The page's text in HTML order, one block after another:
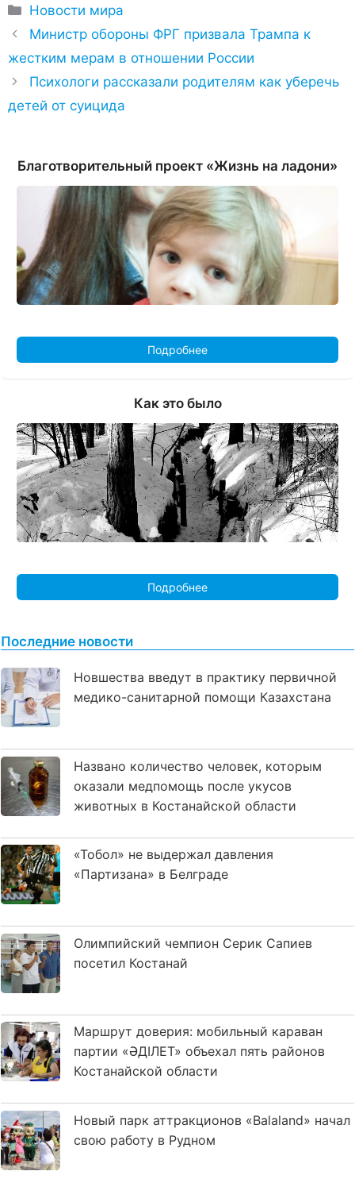
Рубрики
Новости мира
Министр обороны ФРГ призвала Трампа к
жестким мерам в отношении России
Психологи рассказали родителям как уберечь
детей от суицида
Благотворительный проект «Жизнь на ладони»
Подробнее
Как это было
Подробнее
Последние новости
Новшества введут в практику первичной
медико-санитарной помощи Казахстана
Названо количество человек, которым
оказали медпомощь после укусов
животных в Костанайской области
«Тобол» не выдержал давления
«Партизана» в Белграде
Олимпийский чемпион Серик Сапиев
посетил Костанай
Маршрут доверия: мобильный караван
партии «ӘДІЛЕТ» объехал пять районов
Костанайской области
Новый парк аттракционов «Balaland» начал
свою работу в Рудном